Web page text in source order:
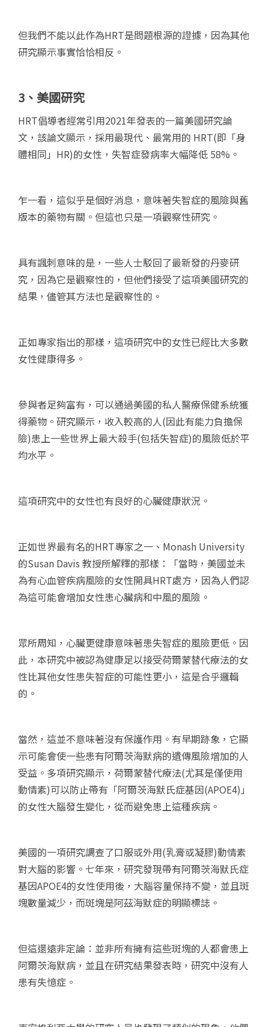
但我們不能以此作為HRT是問題根源的證據，因為其他
研究顯示事實恰恰相反。
3 、美國研究
HRT倡導者經常引用2021年發表的一篇美國研究論
文，該論文顯示，採用最現代、最常用的 HRT(即「身
體相同」HR)的女性，失智症發病率大幅降低 58%。
乍一看，這似乎是個好消息，意味著失智症的風險與舊
版本的藥物有關。但這也只是一項觀察性研究。
具有諷刺意味的是，一些人士駁回了最新發的丹麥研
究，因為它是觀察性的，但他們接受了這項美國研究的
結果，儘管其方法也是觀察性的。
正如專家指出的那樣，這項研究中的女性已經比大多數
女性健康得多。
參與者足夠富有，可以通過美國的私人醫療保健系統獲
得藥物。研究顯示，收入較高的人(因此有能力負擔保
險)患上一些世界上最大殺手(包括失智症)的風險低於平
均水平。
這項研究中的女性也有良好的心臟健康狀況。
正如世界最有名的HRT專家之一、Monash University
的Susan Davis 教授所解釋的那樣：「當時，美國並未
為有心血管疾病風險的女性開具HRT處方，因為人們認
為這可能會增加女性患心臟病和中風的風險。
眾所周知，心臟更健康意味著患失智症的風險更低。因
此，本研究中被認為健康足以接受荷爾蒙替代療法的女
性比其他女性患失智症的可能性更小，這是合乎邏輯
的。
當然，這並不意味著沒有保護作用。有早期跡象，它顯
示可能會使一些患有阿爾茨海默病的遺傳風險增加的人
受益。多項研究顯示，荷爾蒙替代療法(尤其是僅使用
動情素)可以防止帶有「阿爾茨海默氏症基因(APOE4)」
的女性大腦發生變化，從而避免患上這種疾病。
美國的一項研究調查了口服或外用(乳膏或凝膠)動情素
對大腦的影響。七年來，研究發現帶有阿爾茨海默氏症
基因APOE4的女性使用後，大腦容量保持不變，並且斑
塊數量減少，而斑塊是阿茲海默症的明顯標誌。
但這還遠非定論：並非所有擁有這些斑塊的人都會患上
阿爾茨海默病，並且在研究結果發表時，研究中沒有人
患有失憶症。